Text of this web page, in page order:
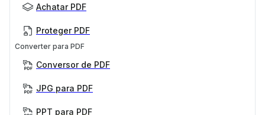
Achatar PDF
Proteger PDF
Converter para PDF
Conversor de PDF
JPG para PDF
PPT para PDF